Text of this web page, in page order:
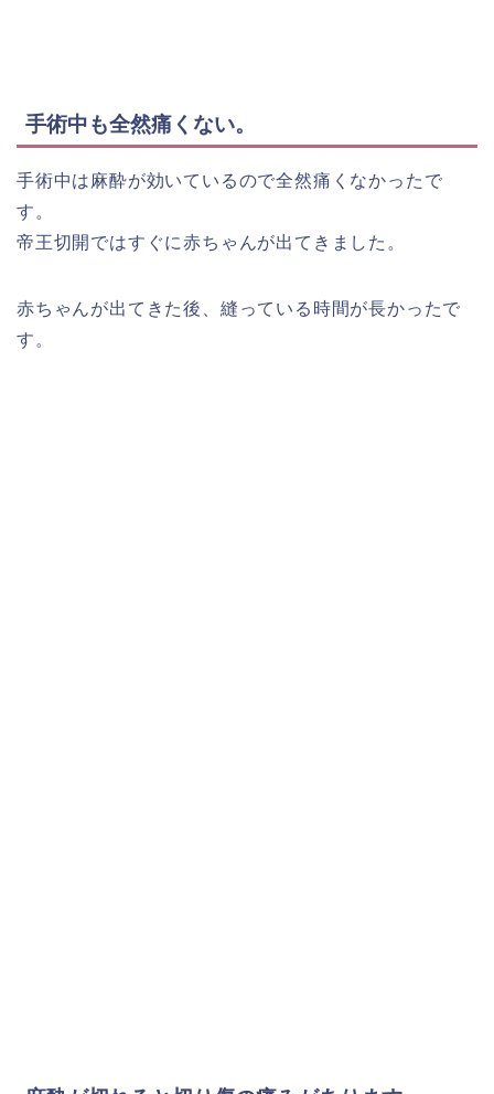
手術中も全然痛くない。
手術中は麻酔が効いているので全然痛くなかったで
す。
帝王切開ではすぐに赤ちゃんが出てきました。
赤ちゃんが出てきた後、縫っている時間が長かったで
す。